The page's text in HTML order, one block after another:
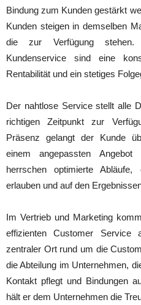
Bindung zum Kunden gestärkt
Kunden steigen in demselben
die zur Verfügung stehen.
Kundenservice sind eine
Rentabilität und ein stetiges
Der nahtlose Service stellt alle
richtigen Zeitpunkt zur
Präsenz gelangt der Kunde
einem angepassten
herrschen optimierte
erlauben und auf den
Im Vertrieb und Marketing
effizienten Customer
zentraler Ort rund um die
die Abteilung im Unternehmen,
Kontakt pflegt und Bindungen
hält er dem Unternehmen die